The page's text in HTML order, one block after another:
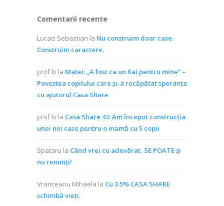
Comentarii recente
Lucaci Sebastian la Nu construim doar case.
Construim caractere.
prof lv la Matei: „A fost ca un Rai pentru mine” –
Povestea copilului care și-a recăpătat speranța
cu ajutorul Casa Share
prof lv la Casa Share 43: Am început construcția
unei noi case pentru o mamă cu 5 copii
Spataru la Când vrei cu adevărat, SE POATE și
nu renunți!
Vranceanu Mihaela la Cu 3.5% CASA SHARE
schimbă vieţi.